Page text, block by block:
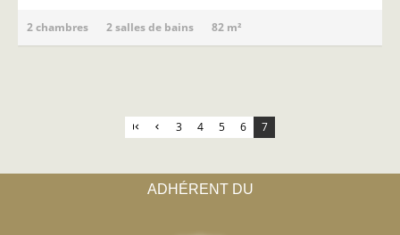
2 chambres 2 salles de bains 82 m²
3 4 5 6 7
ADHÉRENT DU